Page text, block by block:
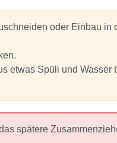
oder Einbau in
etwas Spüli und Wasser
spätere